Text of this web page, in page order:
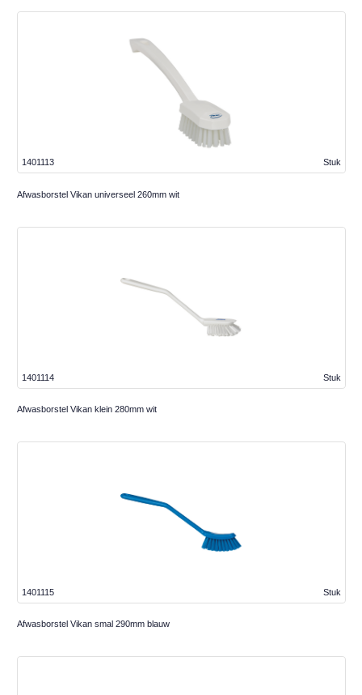
Stuk
1401113
Afwasborstel Vikan universeel 260mm wit
Stuk
1401114
Afwasborstel Vikan klein 280mm wit
Stuk
1401115
Afwasborstel Vikan smal 290mm blauw